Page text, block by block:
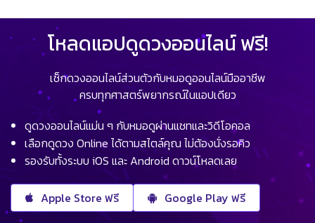
โหลดแอปดูดวงออนไลน์ ฟรี!
เช็กดวงออนไลน์ส่วนตัวกับหมอดูออนไลน์มืออาชีพ
ครบทุกศาสตร์พยากรณ์ในแอปเดียว
ดูดวงออนไลน์แม่น ๆ กับหมอดูผ่านแชทและวิดีโอคอล
เลือกดูดวง Online ได้ตามสไตล์คุณ ไม่ต้องนั่งรอคิว
รองรับทั้งระบบ iOS และ Android ดาวน์โหลดเลย
Apple Store ฟรี Google Play ฟรี